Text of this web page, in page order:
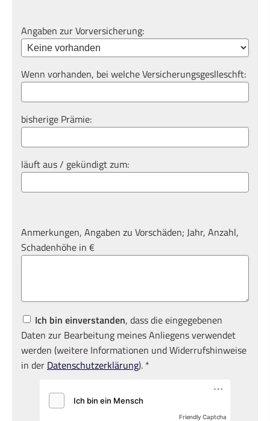
Angaben zur Vorversicherung:
Wenn vorhanden, bei welche Versicherungsgeslleschft:
bisherige Prämie:
läuft aus / gekündigt zum:
Anmerkungen, Angaben zu Vorschäden; Jahr, Anzahl,
Schadenhöhe in €
Ich bin einverstanden, dass die eingegebenen
Daten zur Bearbeitung meines Anliegens verwendet
werden (weitere Informationen und Widerrufshinweise
in der Datenschutzerklärung). *
Friendly Captcha